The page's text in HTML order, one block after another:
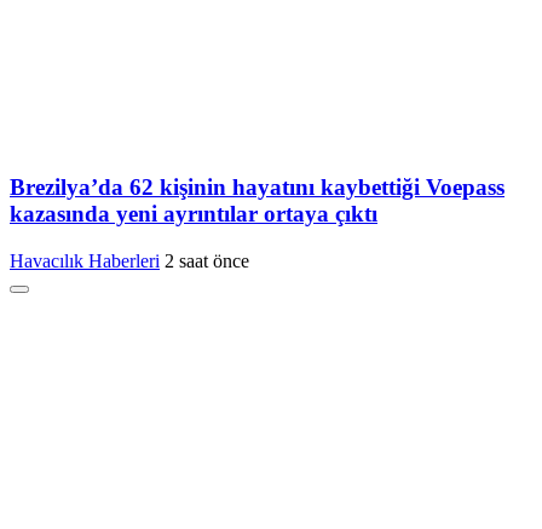
Brezilya’da 62 kişinin hayatını kaybettiği Voepass
kazasında yeni ayrıntılar ortaya çıktı
Havacılık Haberleri 2 saat önce